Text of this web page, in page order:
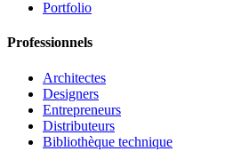
Portfolio
Professionnels
Architectes
Designers
Entrepreneurs
Distributeurs
Bibliothèque technique